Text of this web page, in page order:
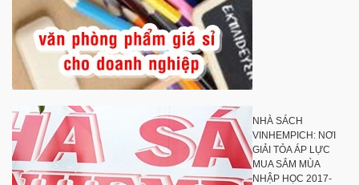
NHÀ SÁCH
VINHEMPICH: NƠI
GIẢI TỎA ÁP LỰC
MUA SẮM MÙA
NHẬP HỌC 2017-